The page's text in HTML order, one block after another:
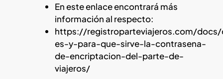
En este enlace encontrará más
información al respecto:
https://registroparteviajeros.com/
es-y-para-que-sirve-la-contrasena-
de-encriptacion-del-parte-de-
viajeros/